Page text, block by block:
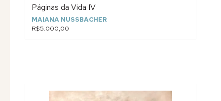
Páginas da Vida IV
MAIANA NUSSBACHER
R$5.000,00